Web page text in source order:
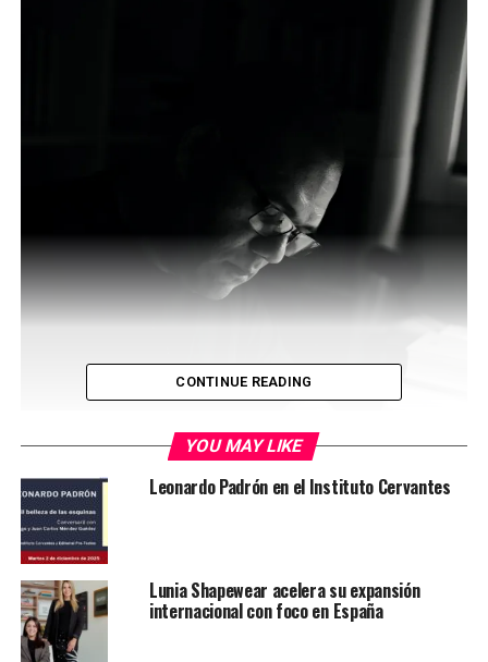
CONTINUE READING
YOU MAY LIKE
Leonardo Padrón en el Instituto Cervantes
Lunia Shapewear acelera su expansión
internacional con foco en España